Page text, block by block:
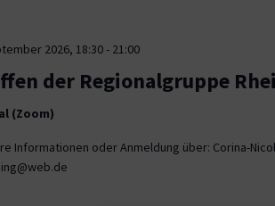
2026, 18:30- 21:00
der Regionalgruppe
(Zoom)
Informationen oder Anmeldung über: Corina-